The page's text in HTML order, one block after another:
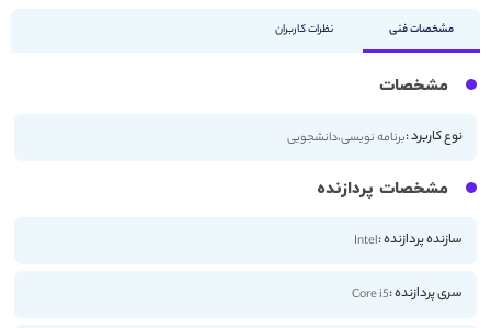
مشخصات فنی نظرات کاربران
مشخصات
نوع کاربرد :برنامه نویسی،دانشجویی
مشخصات پردازنده
سازنده پردازنده :Intel
سری پردازنده :Core i5